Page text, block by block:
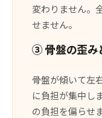
変わりません。
せません。
③ 骨盤の歪み
骨盤が傾いて左
に負担が集中し
の負担を偏らせ